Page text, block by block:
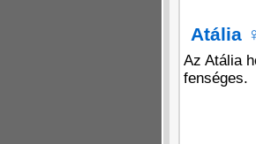
Atália ♀
Az Atália
fenséges.